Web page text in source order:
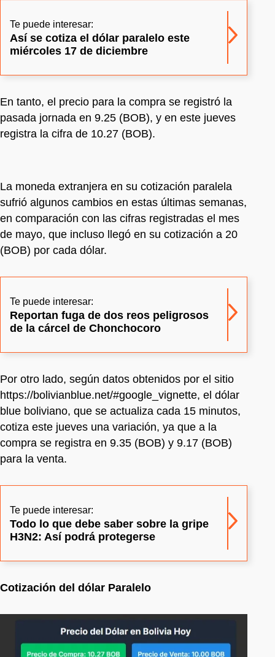
Te puede interesar:
Así se cotiza el dólar paralelo este
miércoles 17 de diciembre
En tanto, el precio para la compra se registró la
pasada jornada en 9.25 (BOB), y en este jueves
registra la cifra de 10.27 (BOB).
La moneda extranjera en su cotización paralela
sufrió algunos cambios en estas últimas semanas,
en comparación con las cifras registradas el mes
de mayo, que incluso llegó en su cotización a 20
(BOB) por cada dólar.
Te puede interesar:
Reportan fuga de dos reos peligrosos
de la cárcel de Chonchocoro
Por otro lado, según datos obtenidos por el sitio
https://bolivianblue.net/#google_vignette, el dólar
blue boliviano, que se actualiza cada 15 minutos,
cotiza este jueves una variación, ya que a la
compra se registra en 9.35 (BOB) y 9.17 (BOB)
para la venta.
Te puede interesar:
Todo lo que debe saber sobre la gripe
H3N2: Así podrá protegerse
Cotización del dólar Paralelo